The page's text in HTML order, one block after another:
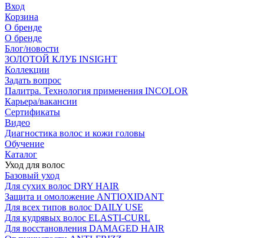
Вход
Корзина
О бренде
О бренде
Блог/новости
ЗОЛОТОЙ КЛУБ INSIGHT
Коллекции
Задать вопрос
Палитра. Технология применения INCOLOR
Карьера/вакансии
Сертификаты
Видео
Диагностика волос и кожи головы
Обучение
Каталог
Уход для волос
Базовый уход
Для сухих волос DRY HAIR
Защита и омоложение ANTIOXIDANT
Для всех типов волос DAILY USE
Для кудрявых волос ELASTI-CURL
Для восстановления DAMAGED HAIR